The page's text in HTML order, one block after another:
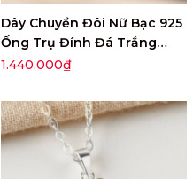
Dây Chuyền Đôi Nữ Bạc 925
Ống Trụ Đính Đá Trắng
Tube Necklace - VYN74
1.440.000₫